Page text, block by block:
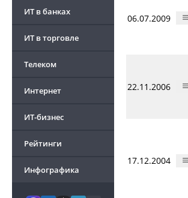
ИТ в банках
ИТ в торговле
Телеком
Интернет
ИТ-бизнес
Рейтинги
Инфографика
06.07.2009
22.11.2006
17.12.2004